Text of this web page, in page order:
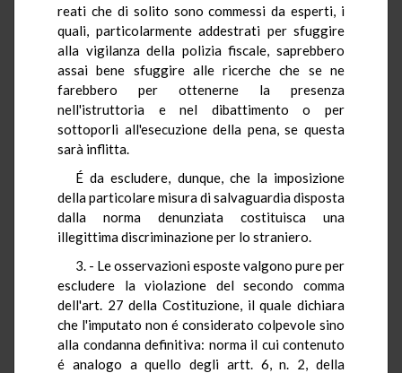
reati che di solito sono commessi da esperti, i
quali, particolarmente addestrati per sfuggire
alla vigilanza della polizia fiscale, saprebbero
assai bene sfuggire alle ricerche che se ne
farebbero per ottenerne la presenza
nell'istruttoria e nel dibattimento o per
sottoporli all'esecuzione della pena, se questa
sarà inflitta.
É da escludere, dunque, che la imposizione
della particolare misura di salvaguardia disposta
dalla norma denunziata costituisca una
illegittima discriminazione per lo straniero.
3. - Le osservazioni esposte valgono pure per
escludere la violazione del secondo comma
dell'art. 27 della Costituzione, il quale dichiara
che l'imputato non é considerato colpevole sino
alla condanna definitiva: norma il cui contenuto
é analogo a quello degli artt. 6, n. 2, della